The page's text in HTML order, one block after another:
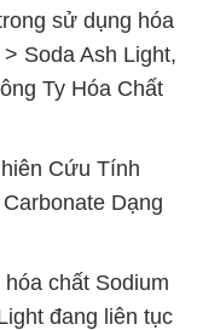
sử dụng hóa
Soda Ash Light,
Ty Hóa Chất
Cứu Tính
Dạng
chất Sodium
đang liên tục